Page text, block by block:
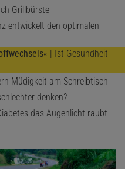
Grillbürste
entwickelt den optimalen
| Ist Gesundheit
Müdigkeit am Schreibtisch
denken?
das Augenlicht raubt